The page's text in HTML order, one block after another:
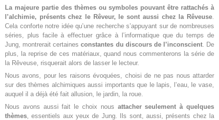
La majeure partie des thèmes ou symboles pouvant être rattachés à
l’alchimie, présents chez le Rêveur, le sont aussi chez la Rêveuse.
Cela conforte notre idée qu’une recherche s’appuyant sur de nombreuses
séries, plus facile à effectuer grâce à l’informatique que du temps de
Jung, montrerait certainesconstantes du discours de l’inconscient. De
plus, la reprise de ces matériaux, quand nous commenterons la série de
la Rêveuse, risquerait alors de lasser le lecteur.
Nous avons, pour les raisons évoquées, choisi de ne pas nous attarder
sur des thèmes alchimiques aussi importants que le lapis, l’eau, le vase,
auquel il a déjà été fait allusion, le jardin, la roue.
Nous avons aussi fait le choix nous attacher seulement à quelques
thèmes , essentiels aux yeux de Jung. Ils sont, aussi, présents chez la